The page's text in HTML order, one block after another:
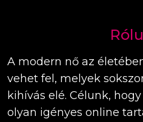
A modern nő az
vehet fel, melyek
kihívás elé. Célunk,
olyan igényes online